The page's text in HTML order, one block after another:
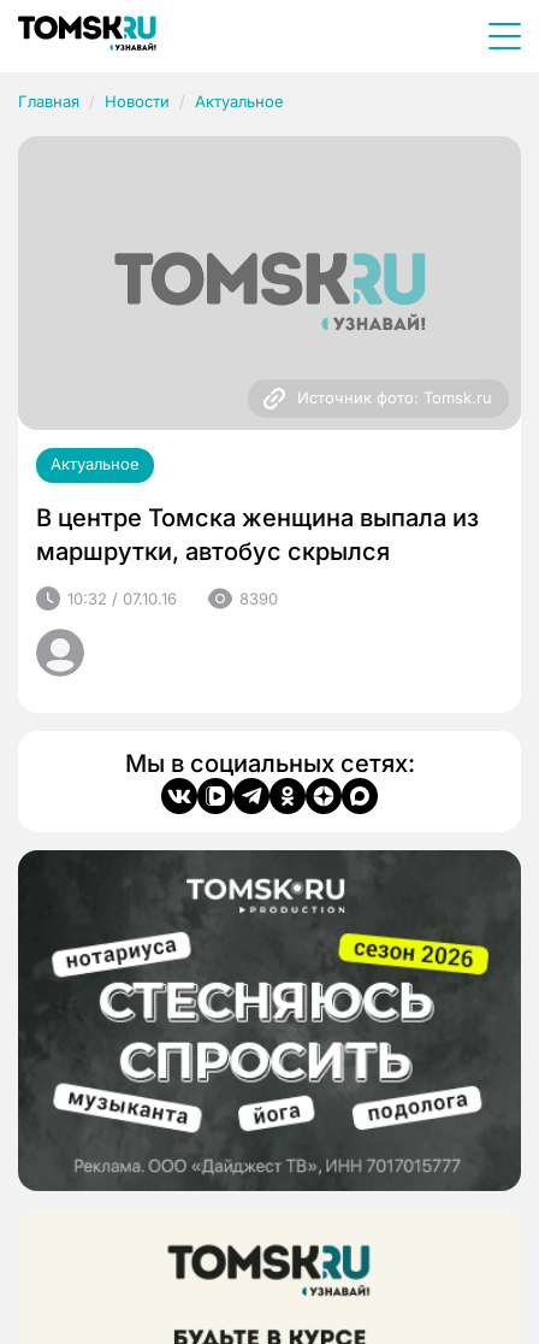
Главная Новости Актуальное
Источник фото: Tomsk.ru
Актуальное
В центре Томска женщина выпала из
маршрутки, автобус скрылся
10:32 / 07.10.16 8390
Мы в социальных сетях: